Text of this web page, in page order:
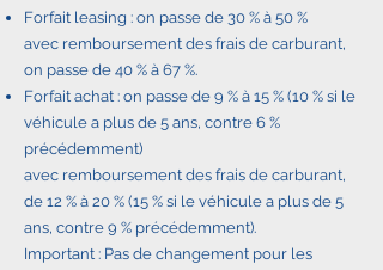
Forfait leasing : on passe de 30 % à 50 %
avec remboursement des frais de carburant,
on passe de 40 % à 67 %.
Forfait achat : on passe de 9 % à 15 % (10 % si le
véhicule a plus de 5 ans, contre 6 %
précédemment)
avec remboursement des frais de carburant,
de 12 % à 20 % (15 % si le véhicule a plus de 5
ans, contre 9 % précédemment).
Important : Pas de changement pour les